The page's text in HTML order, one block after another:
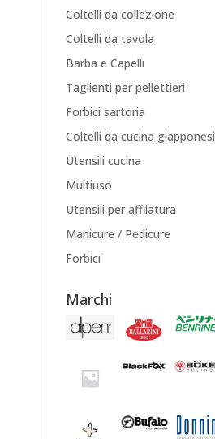
Coltelli da collezione
Coltelli da tavola
Barba e Capelli
Taglienti per pellettieri
Forbici sartoria
Coltelli da cucina giapponesi
Utensili cucina
Multiuso
Utensili per affilatura
Manicure / Pedicure
Forbici
Marchi